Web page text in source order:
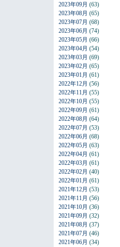
2023年09月 (63)
2023年08月 (65)
2023年07月 (68)
2023年06月 (74)
2023年05月 (66)
2023年04月 (54)
2023年03月 (69)
2023年02月 (65)
2023年01月 (61)
2022年12月 (56)
2022年11月 (55)
2022年10月 (55)
2022年09月 (61)
2022年08月 (64)
2022年07月 (53)
2022年06月 (68)
2022年05月 (63)
2022年04月 (61)
2022年03月 (61)
2022年02月 (40)
2022年01月 (61)
2021年12月 (53)
2021年11月 (56)
2021年10月 (36)
2021年09月 (32)
2021年08月 (37)
2021年07月 (46)
2021年06月 (34)